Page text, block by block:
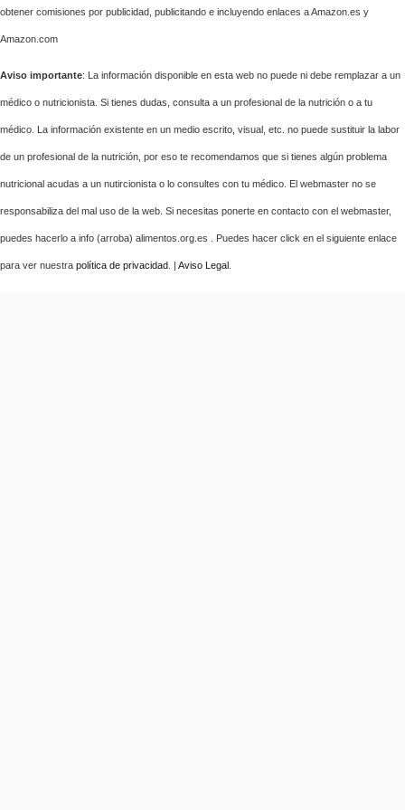
obtener comisiones por publicidad, publicitando e incluyendo enlaces a Amazon.es y
Amazon.com
Aviso importante: La información disponible en esta web no puede ni debe remplazar a un
médico o nutricionista. Si tienes dudas, consulta a un profesional de la nutrición o a tu
médico. La información existente en un medio escrito, visual, etc. no puede sustituir la labor
de un profesional de la nutrición, por eso te recomendamos que si tienes algún problema
nutricional acudas a un nutircionista o lo consultes con tu médico. El webmaster no se
responsabiliza del mal uso de la web. Si necesitas ponerte en contacto con el webmaster,
puedes hacerlo a info (arroba) alimentos.org.es . Puedes hacer click en el siguiente enlace
para ver nuestra política de privacidad . | Aviso Legal